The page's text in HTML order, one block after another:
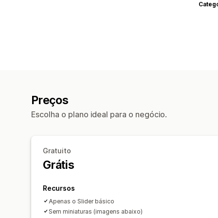
Preços
Escolha o plano ideal para o negócio.
Gratuito
Grátis
Recursos
Apenas o Slider básico
Sem miniaturas (imagens abaixo)